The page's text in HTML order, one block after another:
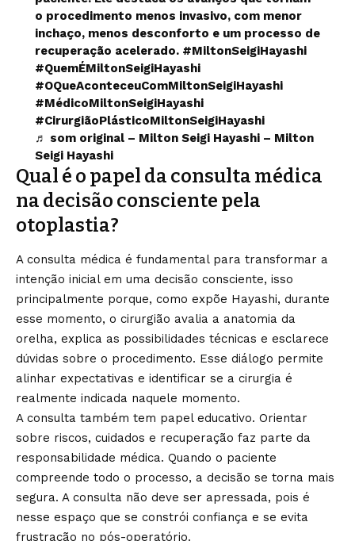
o procedimento menos invasivo, com menor
inchaço, menos desconforto e um processo de
recuperação acelerado. #MiltonSeigiHayashi
#QuemÉMiltonSeigiHayashi
#OQueAconteceuComMiltonSeigiHayashi
#MédicoMiltonSeigiHayashi
#CirurgiãoPlásticoMiltonSeigiHayashi
♬ som original – Milton Seigi Hayashi – Milton
Seigi Hayashi
Qual é o papel da consulta médica
na decisão consciente pela
otoplastia?
A consulta médica é fundamental para transformar a
intenção inicial em uma decisão consciente, isso
principalmente porque, como expõe Hayashi, durante
esse momento, o cirurgião avalia a anatomia da
orelha, explica as possibilidades técnicas e esclarece
dúvidas sobre o procedimento. Esse diálogo permite
alinhar expectativas e identificar se a cirurgia é
realmente indicada naquele momento.
A consulta também tem papel educativo. Orientar
sobre riscos, cuidados e recuperação faz parte da
responsabilidade médica. Quando o paciente
compreende todo o processo, a decisão se torna mais
segura. A consulta não deve ser apressada, pois é
nesse espaço que se constrói confiança e se evita
frustração no pós-operatório.